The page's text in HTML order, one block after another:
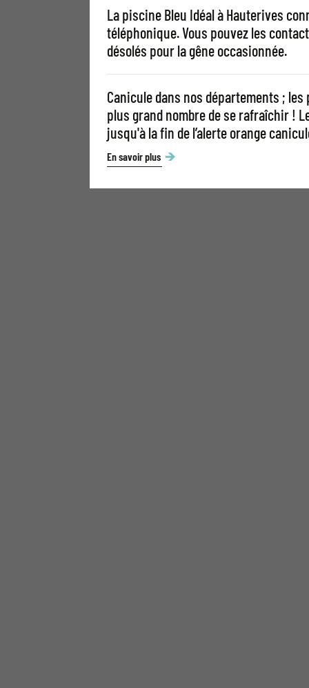
La piscine Bleu Idéal à Hauterives
téléphonique. Vous pouvez les
désolés pour la gêne occasionnée.
Canicule dans nos départements ;
plus grand nombre de se rafraîchir !
jusqu'à la fin de l’alerte orange
En savoir plus